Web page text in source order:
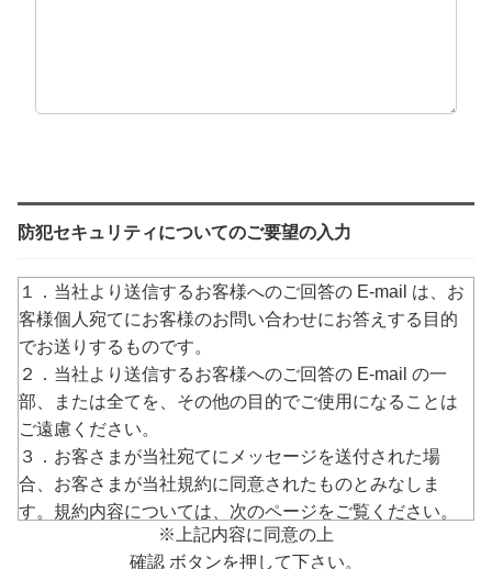
防犯セキュリティについてのご要望の入力
１．当社より送信するお客様へのご回答の E-mail は、お
客様個人宛てにお客様のお問い合わせにお答えする目的
でお送りするものです。
２．当社より送信するお客様へのご回答の E-mail の一
部、または全てを、その他の目的でご使用になることは
ご遠慮ください。
３．お客さまが当社宛てにメッセージを送付された場
合、お客さまが当社規約に同意されたものとみなしま
す。規約内容については、次のページをご覧ください。
https://www.arucom.ne.jp/rule/index.html
※上記内容に同意の上
確認 ボタンを押して下さい。